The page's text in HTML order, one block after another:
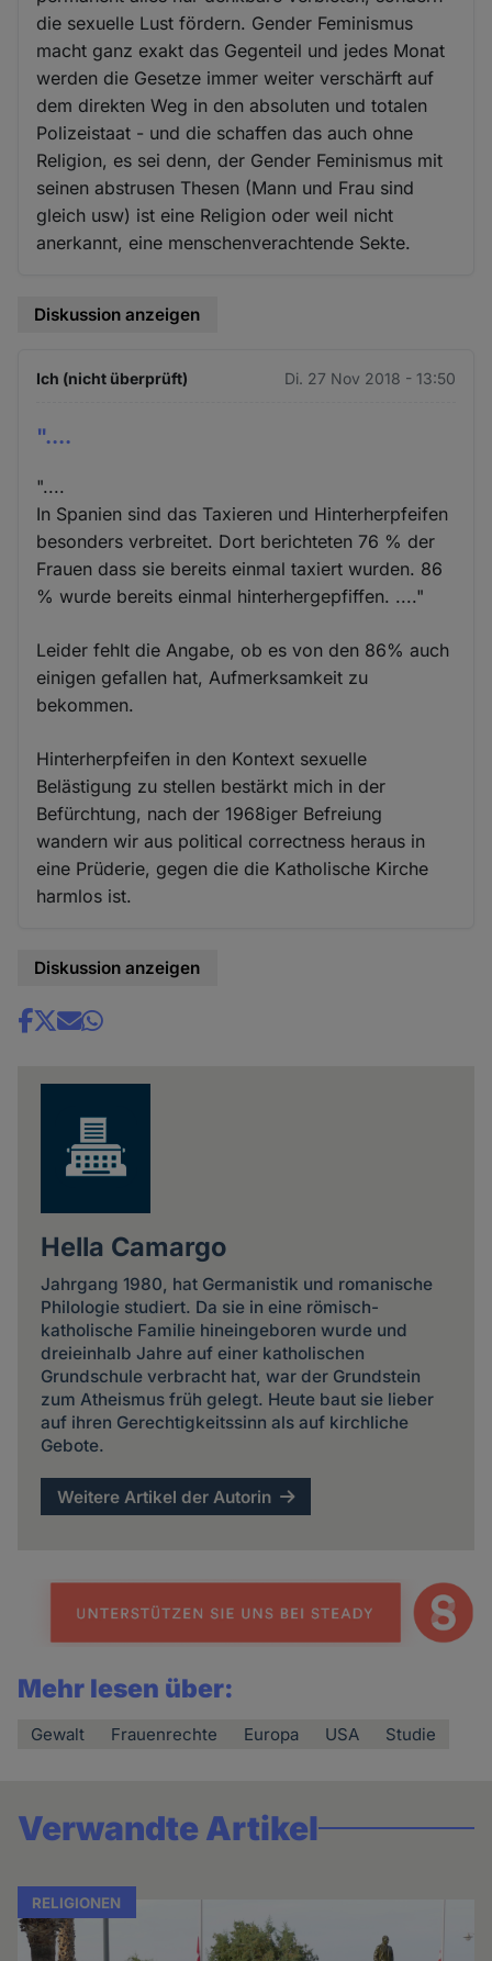
die sexuelle Lust fördern. Gender Feminismus
macht ganz exakt das Gegenteil und jedes Monat
werden die Gesetze immer weiter verschärft auf
dem direkten Weg in den absoluten und totalen
Polizeistaat - und die schaffen das auch ohne
Religion, es sei denn, der Gender Feminismus mit
seinen abstrusen Thesen (Mann und Frau sind
gleich usw) ist eine Religion oder weil nicht
anerkannt, eine menschenverachtende Sekte.
Diskussion anzeigen
Ich (nicht überprüft) Di. 27 Nov 2018 - 13:50
"....
"....
In Spanien sind das Taxieren und Hinterherpfeifen
besonders verbreitet. Dort berichteten 76 % der
Frauen dass sie bereits einmal taxiert wurden. 86
% wurde bereits einmal hinterhergepfiffen. ...."
Leider fehlt die Angabe, ob es von den 86% auch
einigen gefallen hat, Aufmerksamkeit zu
bekommen.
Hinterherpfeifen in den Kontext sexuelle
Belästigung zu stellen bestärkt mich in der
Befürchtung, nach der 1968iger Befreiung
wandern wir aus political correctness heraus in
eine Prüderie, gegen die die Katholische Kirche
harmlos ist.
Diskussion anzeigen
Share
Hella Camargo
Jahrgang 1980, hat Germanistik und romanische
Philologie studiert. Da sie in eine römisch-
katholische Familie hineingeboren wurde und
dreieinhalb Jahre auf einer katholischen
Grundschule verbracht hat, war der Grundstein
zum Atheismus früh gelegt. Heute baut sie lieber
auf ihren Gerechtigkeitssinn als auf kirchliche
Gebote.
Weitere Artikel der Autorin
Mehr lesen über:
Gewalt Frauenrechte Europa USA Studie
Verwandte Artikel
RELIGIONEN